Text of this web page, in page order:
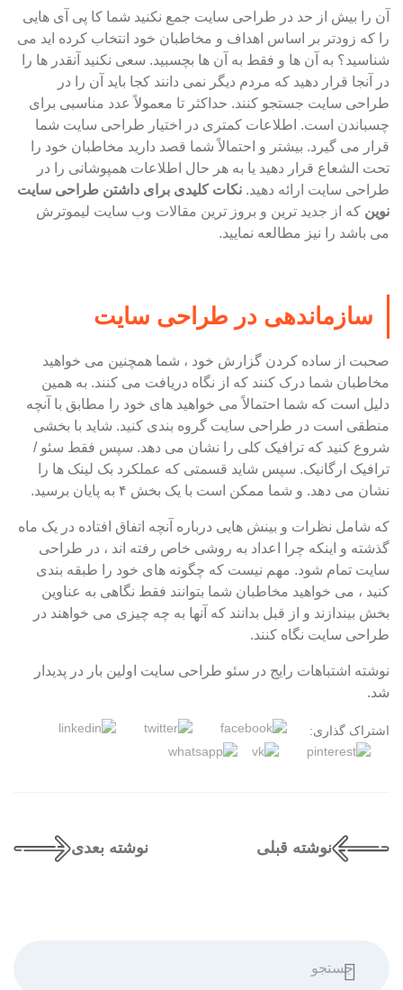
آن را بیش از حد در طراحی سایت جمع نکنید شما کا پی آی هایی
را که زودتر بر اساس اهداف و مخاطبان خود انتخاب کرده اید می
شناسید؟ به آن ها و فقط به آن ها بچسبید. سعی نکنید آنقدر ها را
در آنجا قرار دهید که مردم دیگر نمی دانند کجا باید آن را در
طراحی سایت جستجو کنند. حداکثر تا معمولاً عدد مناسبی برای
چسباندن است. اطلاعات کمتری در اختیار طراحی سایت شما
قرار می گیرد. بیشتر و احتمالاً شما قصد دارید مخاطبان خود را
تحت الشعاع قرار دهید یا به هر حال اطلاعات همپوشانی را در
طراحی سایت ارائه دهید. نکات کلیدی برای داشتن طراحی سایت
نوین که از جدید ترین و بروز ترین مقالات وب سایت لیموترش
می باشد را نیز مطالعه نمایید.
سازماندهی در طراحی سایت
صحبت از ساده کردن گزارش خود ، شما همچنین می خواهید
مخاطبان شما درک کنند که از نگاه دریافت می کنند. به همین
دلیل است که شما احتمالاً می خواهید های خود را مطابق با آنچه
منطقی است در طراحی سایت گروه بندی کنید. شاید با بخشی
شروع کنید که ترافیک کلی را نشان می دهد. سپس فقط سئو /
ترافیک ارگانیک. سپس شاید قسمتی که عملکرد بک لینک ها را
نشان می دهد. و شما ممکن است با یک بخش ۴ به پایان برسید.
که شامل نظرات و بینش هایی درباره آنچه اتفاق افتاده در یک ماه
گذشته و اینکه چرا اعداد به روشی خاص رفته اند ، در طراحی
سایت تمام شود. مهم نیست که چگونه های خود را طبقه بندی
کنید ، می خواهید مخاطبان شما بتوانند فقط نگاهی به عناوین
بخش بیندازند و از قبل بدانند که آنها به چه چیزی می خواهند در
طراحی سایت نگاه کنند.
نوشته اشتباهات رایج در سئو طراحی سایت اولین بار در پدیدار
شد.
اشتراک گذاری:
نوشته قبلی نوشته بعدی